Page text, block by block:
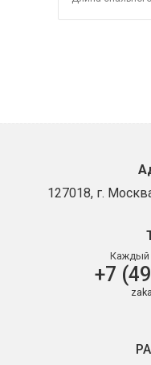
127018, г.
Каждый
+7